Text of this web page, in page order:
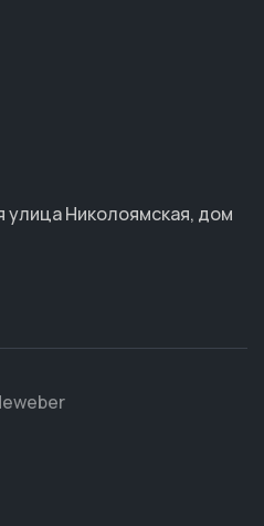
улица Николоямская, дом